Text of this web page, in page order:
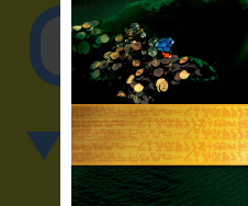
その
▼英語、中